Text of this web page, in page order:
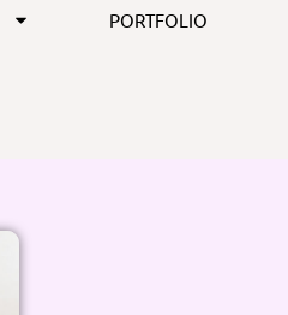
PORTFOLIO